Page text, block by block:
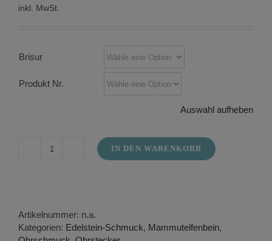
inkl. MwSt.
Brisur
Produkt Nr.
Auswahl aufheben
Ohrstecker
Menge
IN DEN WARENKORB
Artikelnummer: n.a.
Kategorien: Edelstein-Schmuck, Mammutelfenbein,